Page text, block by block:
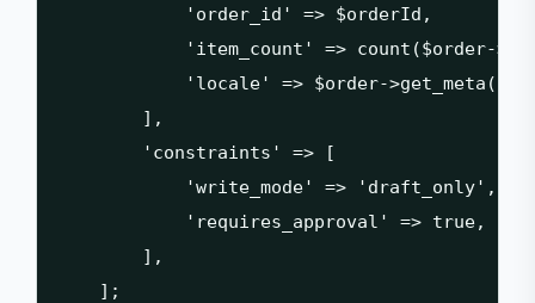
            'order_id' => $orderId,
'item_count' => count($order-
'locale' => $order-
        ],
        'constraints' => [
            'write_mode' => 'draft_only',
            'requires_approval' => true,
        ],
    ];